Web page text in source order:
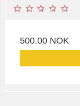
500,00 NOK